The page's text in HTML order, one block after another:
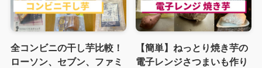
全コンビニの干し芋比較！
ローソン、セブン、ファミ
【簡単】ねっとり焼き芋の
電子レンジさつまいも作り